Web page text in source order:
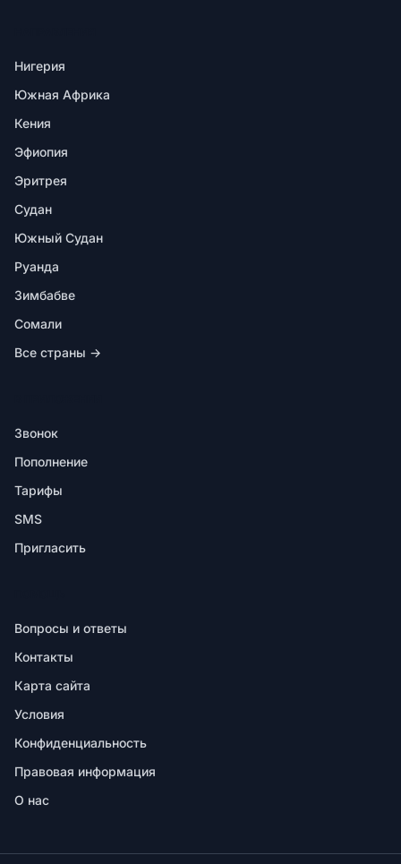
Нигерия
Южная Африка
Кения
Эфиопия
Эритрея
Судан
Южный Судан
Руанда
Зимбабве
Сомали
Все страны →
Звонок
Пополнение
Тарифы
SMS
Пригласить
Вопросы и ответы
Контакты
Карта сайта
Условия
Конфиденциальность
Правовая информация
О нас